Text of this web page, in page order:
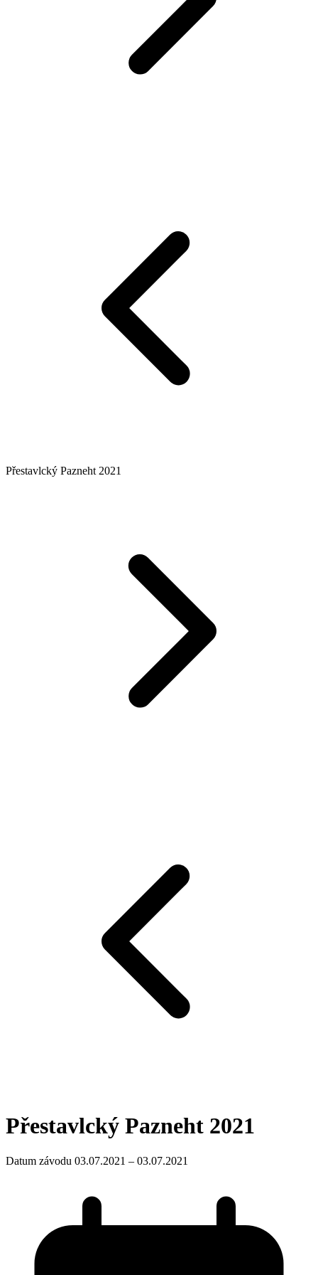
Přestavlcký Pazneht 2021
Přestavlcký Pazneht 2021
Datum závodu 03.07.2021 – 03.07.2021